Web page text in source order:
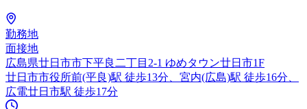
勤務地
面接地
広島県廿日市市下平良二丁目2-1 ゆめタウン廿日市1F
廿日市市役所前(平良)駅 徒歩13分、宮内(広島)駅 徒歩16分、
広電廿日市駅 徒歩17分